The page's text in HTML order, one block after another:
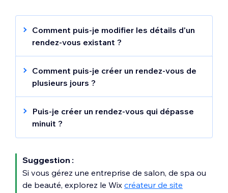
Comment puis-je modifier les détails d'un
rendez-vous existant ?
Vous pouvez modifier ouannuler un rendez-
vous
à tout moment dans l'agenda de
réservation.
Cliquez sur la séance concernée dans
votre
Cliquez sur l'icônePlus d'actions
à côté
Cliquez sur
Modifier les détails de la séance :
Cliquez surSauvegarder.
Comment puis-je créer un rendez-vous de
plusieurs jours ?
Pour créer un rendez-vous de plusieurs
jours :
Suivez les étapes de la section ci-dessus
pour créer un rendez-vous.
sélectionnez
Configurez la durée de la séance pour
Puis-je créer un rendez-vous qui dépasse
minuit ?
Oui, vous pouvez proposer un rendez-vous
peuvent réserver un rendez-vous de 4
heures qui commence à 21h00.
Suggestion :
Si vous gérez une entreprise de salon, de spa ou
de beauté, explorez le Wix créateur de site